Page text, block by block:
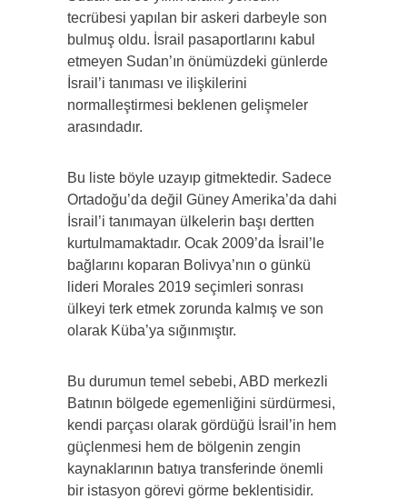
tecrübesi yapılan bir askeri darbeyle son
bulmuş oldu. İsrail pasaportlarını kabul
etmeyen Sudan’ın önümüzdeki günlerde
İsrail’i tanıması ve ilişkilerini
normalleştirmesi beklenen gelişmeler
arasındadır.
Bu liste böyle uzayıp gitmektedir. Sadece
Ortadoğu’da değil Güney Amerika’da dahi
İsrail’i tanımayan ülkelerin başı dertten
kurtulmamaktadır. Ocak 2009’da İsrail’le
bağlarını koparan Bolivya’nın o günkü
lideri Morales 2019 seçimleri sonrası
ülkeyi terk etmek zorunda kalmış ve son
olarak Küba’ya sığınmıştır.
Bu durumun temel sebebi, ABD merkezli
Batının bölgede egemenliğini sürdürmesi,
kendi parçası olarak gördüğü İsrail’in hem
güçlenmesi hem de bölgenin zengin
kaynaklarının batıya transferinde önemli
bir istasyon görevi görme beklentisidir.